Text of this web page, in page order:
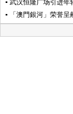
▪ 武汉恒隆广场引进
▪ 「澳門銀河」荣誉